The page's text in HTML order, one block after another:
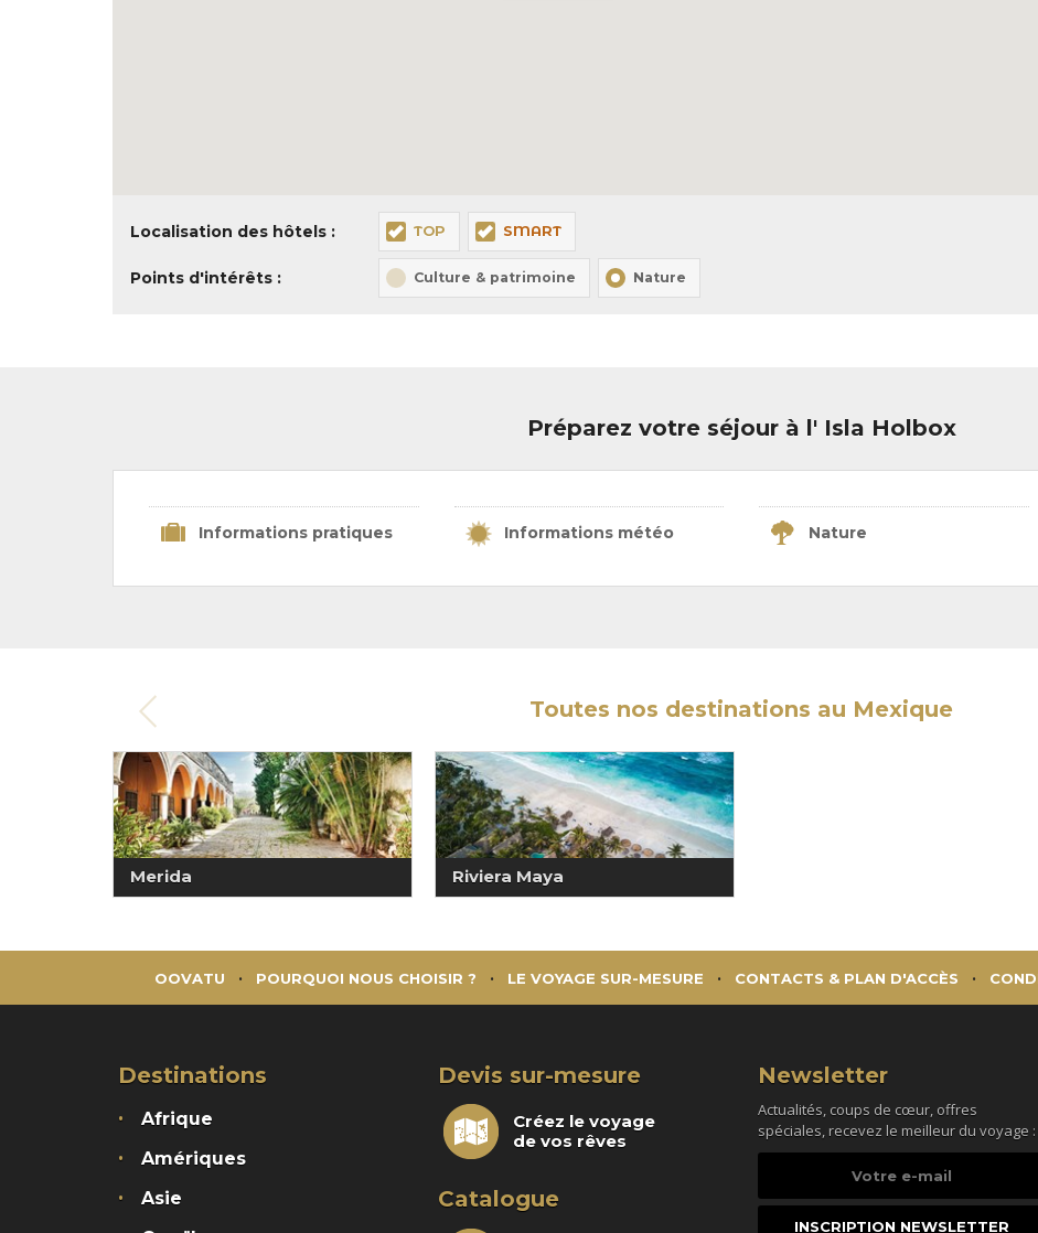
Localisation des hôtels : TOP SMART
Points d'intérêts : Culture & patrimoine Nature
Préparez votre séjour à l' Isla Holbox
Informations pratiques Informations météo Nature
Toutes nos destinations au Mexique
Merida Riviera Maya
OOVATU POURQUOI NOUS CHOISIR ? LE VOYAGE SUR-MESURE CONTACTS & PLAN D'ACCÈS
Destinations
Afrique
Amériques
Asie
Devis sur-mesure
Créez le voyage
de vos rêves
Catalogue
Newsletter
Actualités, coups de cœur, offres
spéciales, recevez le meilleur du voyage :